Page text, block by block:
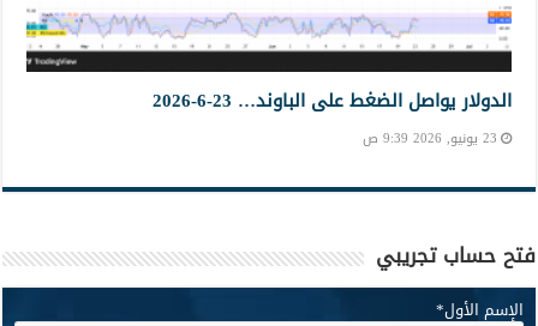
الدولار يواصل الضغط على الباوند… 23-6-2026
23 يونيو, 2026 9:39 ص
فتح حساب تجريبي
الإسم الأول*